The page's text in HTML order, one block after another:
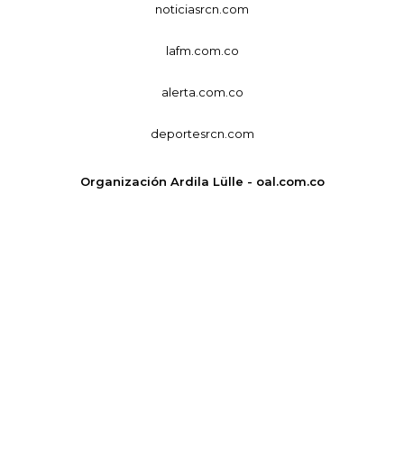
noticiasrcn.com
lafm.com.co
alerta.com.co
deportesrcn.com
Organización Ardila Lülle - oal.com.co